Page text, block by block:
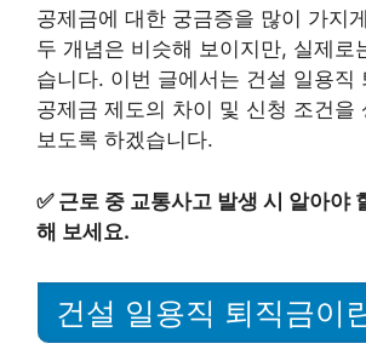
공제금에 대한 궁금증을 많이 가지
두 개념은 비슷해 보이지만, 실제로
습니다. 이번 글에서는 건설 일용직
공제금 제도의 차이 및 신청 조건을
보도록 하겠습니다.
✅ 근로 중 교통사고 발생 시 알아야
해 보세요.
건설 일용직 퇴직금이